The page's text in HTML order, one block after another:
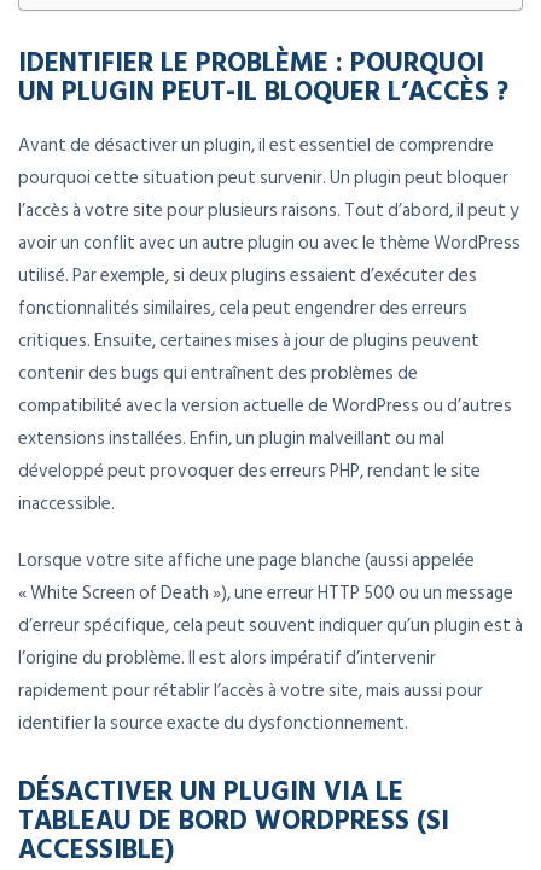
IDENTIFIER LE PROBLÈME : POURQUOI
UN PLUGIN PEUT-IL BLOQUER L’ACCÈS ?
Avant de désactiver un plugin, il est essentiel de comprendre
pourquoi cette situation peut survenir. Un plugin peut bloquer
l’accès à votre site pour plusieurs raisons. Tout d’abord, il peut y
avoir un conflit avec un autre plugin ou avec le thème WordPress
utilisé. Par exemple, si deux plugins essaient d’exécuter des
fonctionnalités similaires, cela peut engendrer des erreurs
critiques. Ensuite, certaines mises à jour de plugins peuvent
contenir des bugs qui entraînent des problèmes de
compatibilité avec la version actuelle de WordPress ou d’autres
extensions installées. Enfin, un plugin malveillant ou mal
développé peut provoquer des erreurs PHP, rendant le site
inaccessible.
Lorsque votre site affiche une page blanche (aussi appelée
« White Screen of Death »), une erreur HTTP 500 ou un message
d’erreur spécifique, cela peut souvent indiquer qu’un plugin est à
l’origine du problème. Il est alors impératif d’intervenir
rapidement pour rétablir l’accès à votre site, mais aussi pour
identifier la source exacte du dysfonctionnement.
DÉSACTIVER UN PLUGIN VIA LE
TABLEAU DE BORD WORDPRESS (SI
ACCESSIBLE)